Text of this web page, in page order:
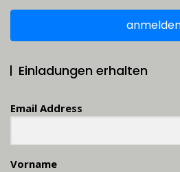
Einladungen erhalten
Email Address
Vorname